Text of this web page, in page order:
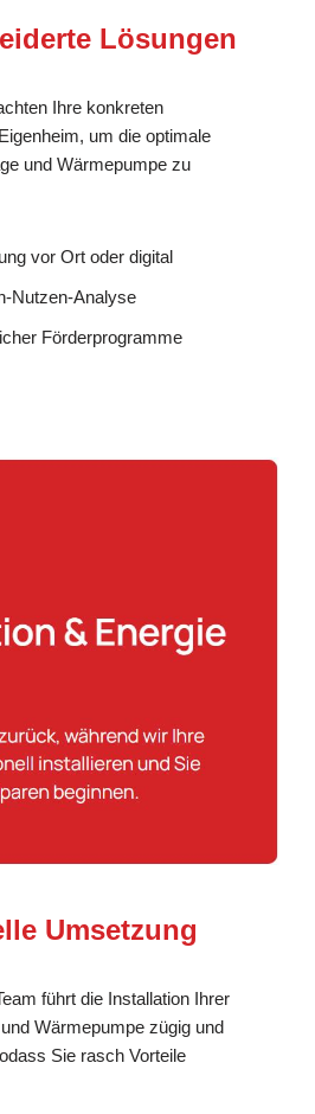
Lösungen
Ihre konkreten
um die optimale
und Wärmepumpe zu
vor Ort oder digital
Nutzen-Analyse
Förderprogramme
Umsetzung
führt die Installation Ihrer
Wärmepumpe zügig und
Sie rasch Vorteile